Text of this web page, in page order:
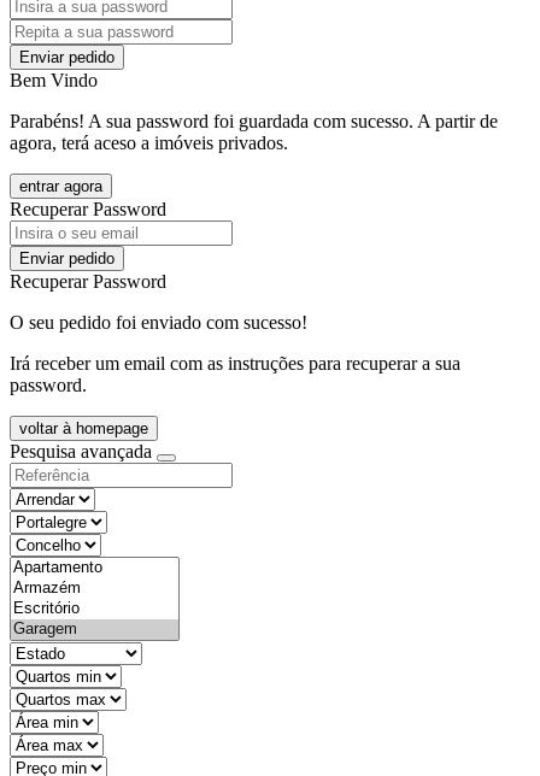
Enviar pedido
Bem Vindo
Parabéns! A sua password foi guardada com sucesso. A partir de
agora, terá aceso a imóveis privados.
entrar agora
Recuperar Password
Enviar pedido
Recuperar Password
O seu pedido foi enviado com sucesso!
Irá receber um email com as instruções para recuperar a sua
password.
voltar à homepage
Pesquisa avançada
objective
districtId
countyId
types
state
mintypo
maxtypo
minarea
maxarea
minprice